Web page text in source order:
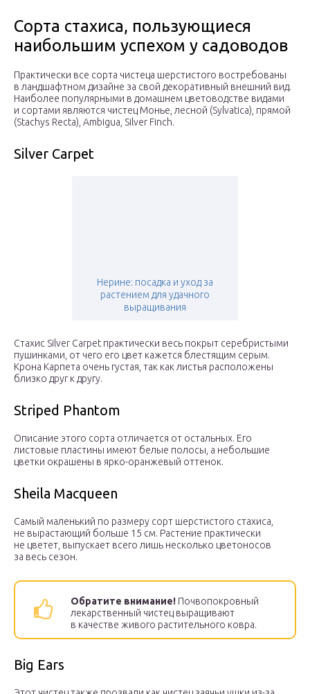
Сорта стахиса, пользующиеся
наибольшим успехом у садоводов
Практически все сорта чистеца шерстистого востребованы
в ландшафтном дизайне за свой декоративный внешний вид.
Наиболее популярными в домашнем цветоводстве видами
и сортами являются чистец Монье, лесной (Sylvatica), прямой
(Stachys Recta), Ambigua, Silver Finch.
Silver Carpet
Нерине: посадка и уход за
растением для удачного
выращивания
Стахис Silver Carpet практически весь покрыт серебристыми
пушинками, от чего его цвет кажется блестящим серым.
Крона Карпета очень густая, так как листья расположены
близко друг к другу.
Striped Phantom
Описание этого сорта отличается от остальных. Его
листовые пластины имеют белые полосы, а небольшие
цветки окрашены в ярко-оранжевый оттенок.
Sheila Macqueen
Самый маленький по размеру сорт шерстистого стахиса,
не вырастающий больше 15 см. Растение практически
не цветет, выпускает всего лишь несколько цветоносов
за весь сезон.
Обратите внимание! Почвопокровный
лекарственный чистец выращивают
в качестве живого растительного ковра.
Big Ears